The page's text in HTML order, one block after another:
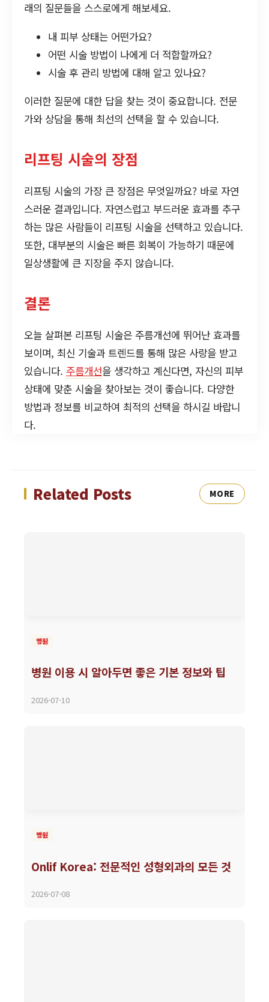
래의 질문들을 스스로에게 해보세요.
내 피부 상태는 어떤가요?
어떤 시술 방법이 나에게 더 적합할까요?
시술 후 관리 방법에 대해 알고 있나요?
이러한 질문에 대한 답을 찾는 것이 중요합니다. 전문
가와 상담을 통해 최선의 선택을 할 수 있습니다.
리프팅 시술의 장점
리프팅 시술의 가장 큰 장점은 무엇일까요? 바로 자연
스러운 결과입니다. 자연스럽고 부드러운 효과를 추구
하는 많은 사람들이 리프팅 시술을 선택하고 있습니다.
또한, 대부분의 시술은 빠른 회복이 가능하기 때문에
일상생활에 큰 지장을 주지 않습니다.
결론
오늘 살펴본 리프팅 시술은 주름개선에 뛰어난 효과를
보이며, 최신 기술과 트렌드를 통해 많은 사랑을 받고
있습니다. 주름개선을 생각하고 계신다면, 자신의 피부
상태에 맞춘 시술을 찾아보는 것이 좋습니다. 다양한
방법과 정보를 비교하여 최적의 선택을 하시길 바랍니
다.
Related Posts MORE
병원
병원 이용 시 알아두면 좋은 기본 정보와 팁
2026-07-10
병원
Onlif Korea: 전문적인 성형외과의 모든 것
2026-07-08